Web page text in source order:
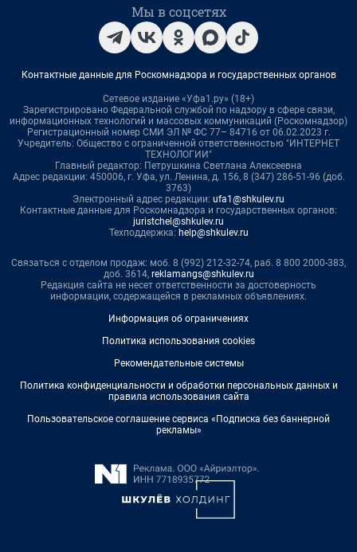
Мы в соцсетях
Контактные данные для Роскомнадзора и государственных органов
Сетевое издание «Уфа1.ру» (18+)
Зарегистрировано Федеральной службой по надзору в сфере связи,
информационных технологий и массовых коммуникаций (Роскомнадзор)
Регистрационный номер СМИ ЭЛ № ФС 77– 84716 от 06.02.2023 г.
Учредитель: Общество с ограниченной ответственностью "ИНТЕРНЕТ
ТЕХНОЛОГИИ"
Главный редактор: Петрушкина Светлана Алексеевна
Адрес редакции: 450006, г. Уфа, ул. Ленина, д. 156, 8 (347) 286-51-96 (доб.
3763)
Электронный адрес редакции: ufa1@shkulev.ru
Контактные данные для Роскомнадзора и государственных органов:
juristchel@shkulev.ru
Техподдержка: help@shkulev.ru
Связаться с отделом продаж: моб. 8 (992) 212-32-74, раб. 8 800 2000-383,
доб. 3614, reklamangs@shkulev.ru
Редакция сайта не несет ответственности за достоверность
информации, содержащейся в рекламных объявлениях.
Информация об ограничениях
Политика использования cookies
Рекомендательные системы
Политика конфиденциальности и обработки персональных данных и
правила использования сайта
Пользовательское соглашение сервиса «Подписка без баннерной
рекламы»